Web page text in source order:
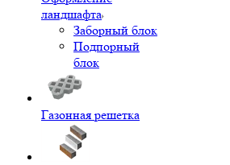
ландшафта
Заборный блок
Подпорный
блок
Газонная решетка